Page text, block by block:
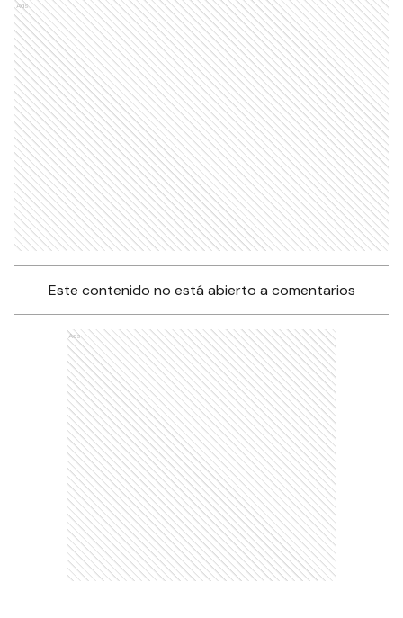
Ads
Este contenido no está abierto a comentarios
Ads